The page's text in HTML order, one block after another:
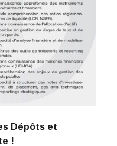
Dépôts et
!